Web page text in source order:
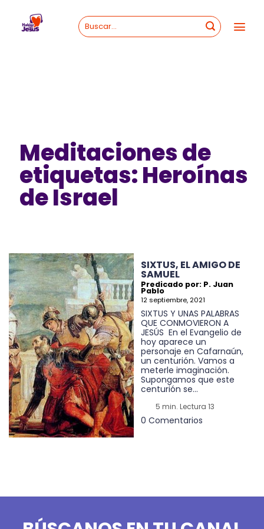
content
Meditaciones de
etiquetas: Heroínas
de Israel
SIXTUS, EL AMIGO DE
SAMUEL
Predicado por: P. Juan
Pablo
12 septiembre, 2021
SIXTUS Y UNAS PALABRAS
QUE CONMOVIERON A
JESÚS En el Evangelio de
hoy aparece un
personaje en Cafarnaún,
un centurión. Vamos a
meterle imaginación.
Supongamos que este
centurión se...
5 min. Lectura 13
0 Comentarios